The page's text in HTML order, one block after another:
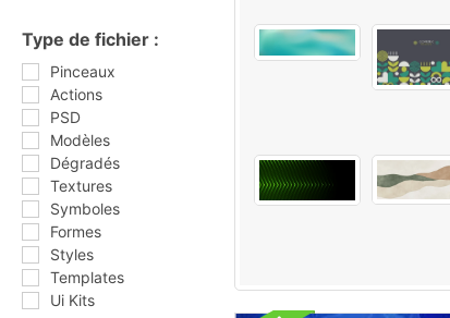
Type de fichier :
Pinceaux
Actions
PSD
Modèles
Dégradés
Textures
Symboles
Formes
Styles
Templates
Ui Kits